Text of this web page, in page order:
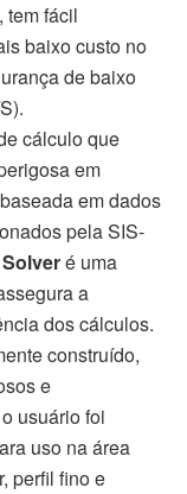
tem fácil
baixo custo no
de baixo
cálculo que
em
em dados
pela SIS-
Solveré uma
a
dos cálculos.
construído,
e
usuário foi
uso na área
perfil fino e